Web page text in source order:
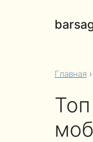
содержимому
Главная ›